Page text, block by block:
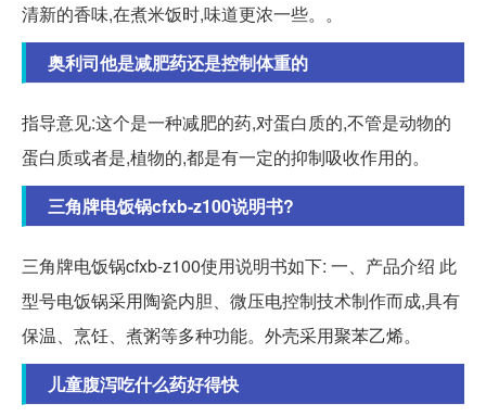
清新的香味,在煮米饭时,味道更浓一些。。
奥利司他是减肥药还是控制体重的
指导意见:这个是一种减肥的药,对蛋白质的,不管是动物的
蛋白质或者是,植物的,都是有一定的抑制吸收作用的。
三角牌电饭锅cfxb-z100说明书?
三角牌电饭锅cfxb-z100使用说明书如下: 一、产品介绍 此
型号电饭锅采用陶瓷内胆、微压电控制技术制作而成,具有
保温、烹饪、煮粥等多种功能。外壳采用聚苯乙烯。
儿童腹泻吃什么药好得快